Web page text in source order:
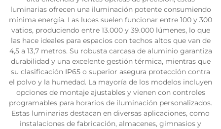
luminarias ofrecen una iluminación potente consumiendo
mínima energía. Las luces suelen funcionar entre 100 y 300
vatios, produciendo entre 13.000 y 39.000 lúmenes, lo que
las hace ideales para espacios con techos altos que van de
4,5 a 13,7 metros. Su robusta carcasa de aluminio garantiza
durabilidad y una excelente gestión térmica, mientras que
su clasificación IP65 o superior asegura protección contra
el polvo y la humedad. La mayoría de los modelos incluyen
opciones de montaje ajustables y vienen con controles
programables para horarios de iluminación personalizados.
Estas luminarias destacan en diversas aplicaciones, como
instalaciones de fabricación, almacenes, gimnasios y